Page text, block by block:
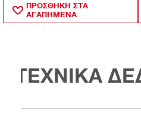
ΠΡΟΣΘΗΚΗ ΣΤΑ
ΑΓΑΠΗΜΕΝΑ
ΤΕΧΝΙΚΑ